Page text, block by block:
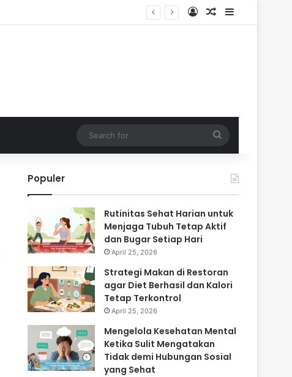
Log InRandom Article
Sidebar
for
Populer
Rutinitas Sehat Harian untuk
Menjaga Tubuh Tetap Aktif
dan Bugar Setiap Hari
April 25, 2026
Strategi Makan di Restoran
agar Diet Berhasil dan Kalori
Tetap Terkontrol
April 25, 2026
Mengelola Kesehatan Mental
Ketika Sulit Mengatakan
Tidak demi Hubungan Sosial
yang Sehat